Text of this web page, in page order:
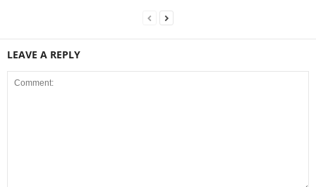
LEAVE A REPLY